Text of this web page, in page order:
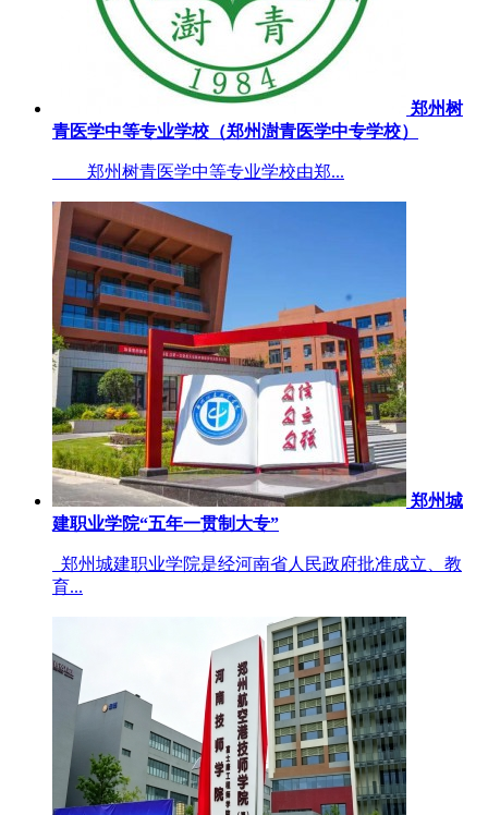
郑州树
青医学中等专业学校（郑州澍青医学中专学校）
郑州树青医学中等专业学校由郑...
郑州城
建职业学院“五年一贯制大专”
郑州城建职业学院是经河南省人民政府批准成立、教
育...